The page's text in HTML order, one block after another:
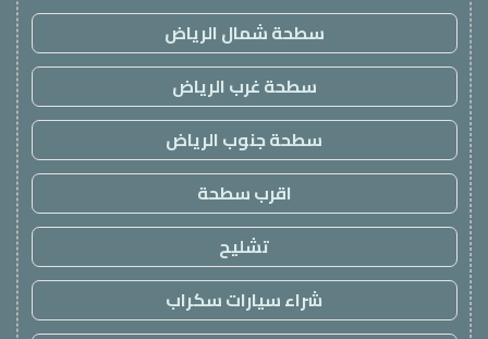
سطحة شمال الرياض
سطحة غرب الرياض
سطحة جنوب الرياض
اقرب سطحة
تشليح
شراء سيارات سكراب